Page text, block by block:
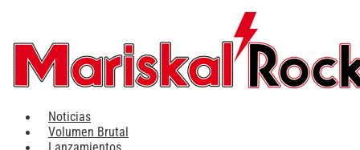
contenido
Noticias
Volumen Brutal